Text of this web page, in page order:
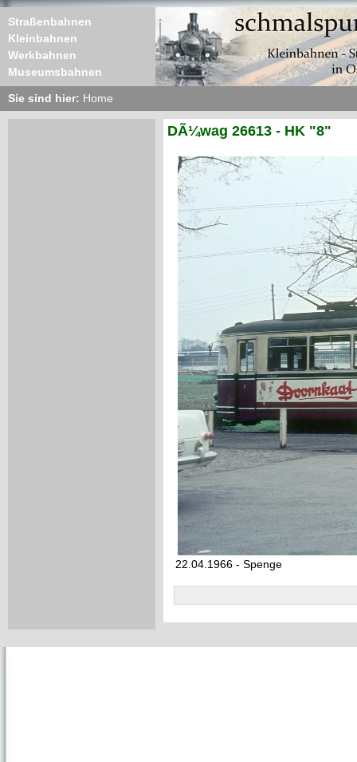
Straßenbahnen
Kleinbahnen
Werkbahnen
Museumsbahnen
Sie sind hier: Home
DÃ¼wag 26613 - HK "8"
22.04.1966 - Spenge